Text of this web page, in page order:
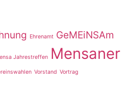
Ehrenamt GeMEiNSAm
Jahrestreffen Mensaner
Vorstand Vortrag